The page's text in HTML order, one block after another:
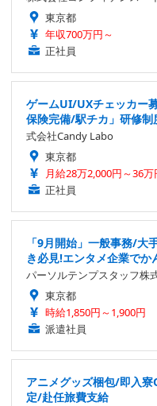
東京都
年収700万円～
正社員
ゲームUI/UXチェッカー
保険完備/駅チカ」研修
式会社Candy Labo
東京都
月給28万2,000円～36万
正社員
「9月開始」一般事務/大
き必見!エンタメ企業でか
パーソルテンプスタッフ株
東京都
時給1,850円～1,900円
派遣社員
アニメグッズ梱包/即入
定/赴任旅費支給